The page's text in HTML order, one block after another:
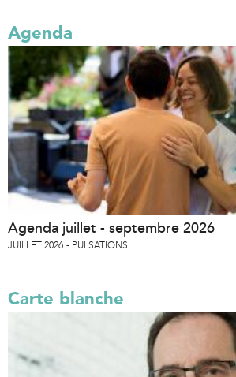
Agenda
Agenda juillet - septembre 2026
JUILLET 2026 PULSATIONS
Carte blanche